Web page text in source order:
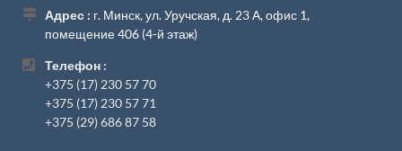
Адрес : г. Минск, ул. Уручская, д. 23 А, офис 1,
помещение 406 (4-й этаж)
Телефон :
+375 (17) 230 57 70
+375 (17) 230 57 71
+375 (29) 686 87 58